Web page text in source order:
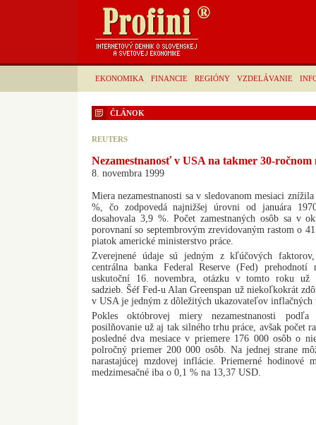
EKONOMIKA FINANCIE REGIÓNY VZDELÁVANIE
ČLÁNOK
REUTERS
Nezamestnanosť v USA na takmer 30-ročnom
8. novembra 1999
Miera nezamestnanosti sa v sledovanom mesiaci
%, čo zodpovedá najnižšej úrovni od januára
dosahovala 3,9 %. Počet zamestnaných osôb sa v
porovnaní so septembrovým zrevidovaným rastom o
piatok americké ministerstvo práce.
Zverejnené údaje sú jedným z kľúčových
centrálna banka Federal Reserve (Fed)
uskutoční 16. novembra, otázku v tomto roku už
sadzieb. Šéf Fed-u Alan Greenspan už niekoľkokrát
v USA je jedným z dôležitých ukazovateľov
Pokles októbrovej miery nezamestnanosti
posilňovanie už aj tak silného trhu práce, avšak počet
posledné dva mesiace v priemere 176 000 osôb o
polročný priemer 200 000 osôb. Na jednej strane
narastajúcej mzdovej inflácie. Priemerné
medzimesačné iba o 0,1 % na 13,37 USD.